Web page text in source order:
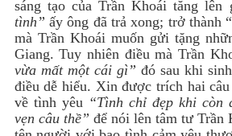
sáng tạo của Trần Khoái tăng lên
tình” ấy ông đã trả xong; trở thành
mà Trần Khoái muốn gửi tặng
Giang. Tuy nhiên điều mà Trần
vừa mất một cái gì” đó sau khi
điều dễ hiểu. Xin được trích hai
về tình yêu “Tình chỉ đẹp khi
vẹn câu thề” để nói lên tâm tư Trần